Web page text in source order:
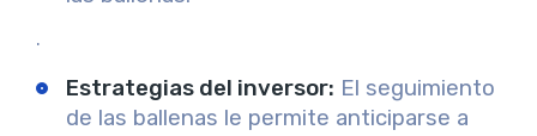
.
Estrategias del inversor: El seguimiento
de las ballenas le permite anticiparse a